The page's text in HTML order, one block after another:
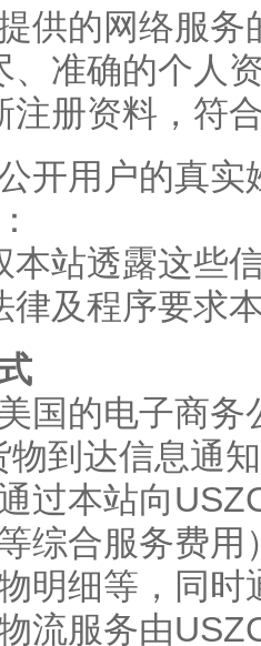
供的网络服
、准确的个人
注册资料，符
开用户的真
本站透露这些
律及程序要求
国的电子商
物到达信息通
过本站向
综合服务费
明细等，同
流服务由